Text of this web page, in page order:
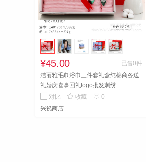
¥45.00
已售0件
洁丽雅毛巾浴巾三件套礼盒纯棉商务送
礼婚庆喜事回礼logo批发刺绣
对比
 收藏  0
兴祝商店